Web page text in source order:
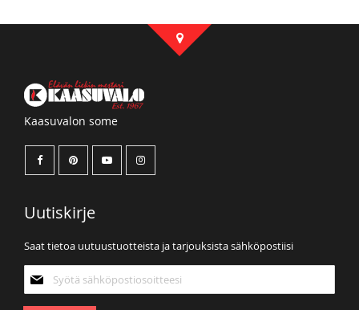
Kaasuvalon some
Uutiskirje
Saat tietoa uutuustuotteista ja tarjouksista sähköpostiisi
uutiskirjeemme: